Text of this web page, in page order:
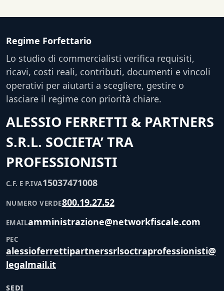
Regime Forfettario
Lo studio di commercialisti verifica requisiti,
ricavi, costi reali, contributi, documenti e vincoli
operativi per aiutarti a scegliere, gestire o
lasciare il regime con priorità chiare.
ALESSIO FERRETTI & PARTNERS
S.R.L. SOCIETA’ TRA
PROFESSIONISTI
C.F. E P.IVA15037471008
NUMERO VERDE800.19.27.52
EMAILamministrazione@networkfiscale.com
PEC
alessioferrettipartnerssrlsoctraprofessionisti@
legalmail.it
SEDI